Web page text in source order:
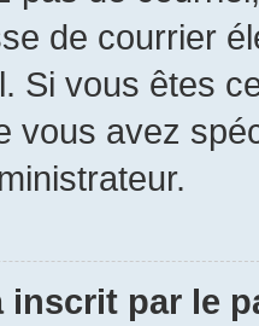
de courrier
Si vous êtes
vous avez
inscrit par le